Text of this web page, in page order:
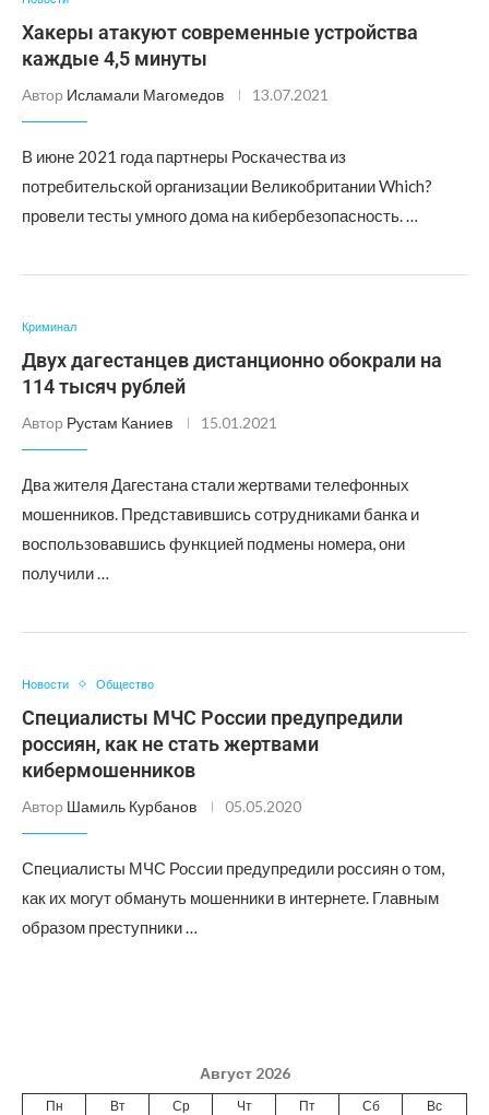
Хакеры атакуют современные устройства
каждые 4,5 минуты
Автор Исламали Магомедов 13.07.2021
В июне 2021 года партнеры Роскачества из
потребительской организации Великобритании Which?
провели тесты умного дома на кибербезопасность. …
Криминал
Двух дагестанцев дистанционно обокрали на
114 тысяч рублей
Автор Рустам Каниев 15.01.2021
Два жителя Дагестана стали жертвами телефонных
мошенников. Представившись сотрудниками банка и
воспользовавшись функцией подмены номера, они
получили …
Новости Общество
Специалисты МЧС России предупредили
россиян, как не стать жертвами
кибермошенников
Автор Шамиль Курбанов 05.05.2020
Специалисты МЧС России предупредили россиян о том,
как их могут обмануть мошенники в интернете. Главным
образом преступники …
Август 2026
Пн Вт Ср Чт Пт Сб Вс